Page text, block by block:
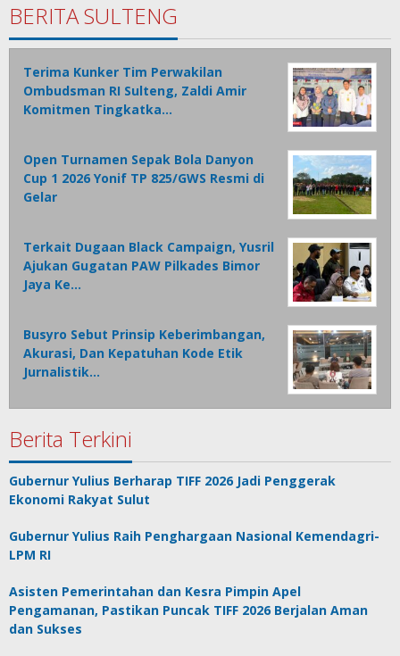
BERITA SULTENG
Terima Kunker Tim Perwakilan
Ombudsman RI Sulteng, Zaldi Amir
Komitmen Tingkatka…
Open Turnamen Sepak Bola Danyon
Cup 1 2026 Yonif TP 825/GWS Resmi di
Gelar
Terkait Dugaan Black Campaign, Yusril
Ajukan Gugatan PAW Pilkades Bimor
Jaya Ke…
Busyro Sebut Prinsip Keberimbangan,
Akurasi, Dan Kepatuhan Kode Etik
Jurnalistik…
Berita Terkini
Gubernur Yulius Berharap TIFF 2026 Jadi Penggerak
Ekonomi Rakyat Sulut
Gubernur Yulius Raih Penghargaan Nasional Kemendagri-
LPM RI
Asisten Pemerintahan dan Kesra Pimpin Apel
Pengamanan, Pastikan Puncak TIFF 2026 Berjalan Aman
dan Sukses